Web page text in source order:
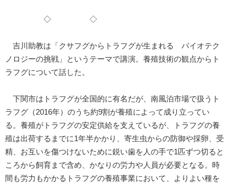
◇ ◇
吉川助教は「クサフグからトラフグが生まれる バイオテク
ノロジーの挑戦」というテーマで講演。養殖技術の観点からト
ラフグについて話した。
下関市はトラフグが全国的に有名だが、南風泊市場で扱うト
ラフグ（2016年）のうち約9割が養殖によって成り立ってい
る。養殖がトラフグの安定供給を支えているが、トラフグの養
殖は出荷するまでに1年半かかり、寄生虫からの防御や採卵、受
精、お互いを傷つけないために鋭い歯を人の手で1匹ずつ切ると
ころから飼育まで含め、かなりの労力や人員が必要となる。時
間も労力もかかるトラフグの養殖事業において、よりよい種を